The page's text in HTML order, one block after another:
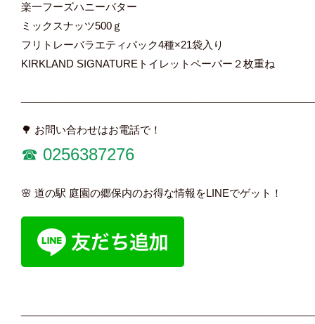
楽一フーズハニーバター
ミックスナッツ500ｇ
フリトレーバラエティパック4種×21袋入り
KIRKLAND SIGNATUREトイレットペーパー２枚重ね
🌳 お問い合わせはお電話で！
☎︎ 0256387276
🌸 道の駅 庭園の郷保内のお得な情報をLINEでゲット！